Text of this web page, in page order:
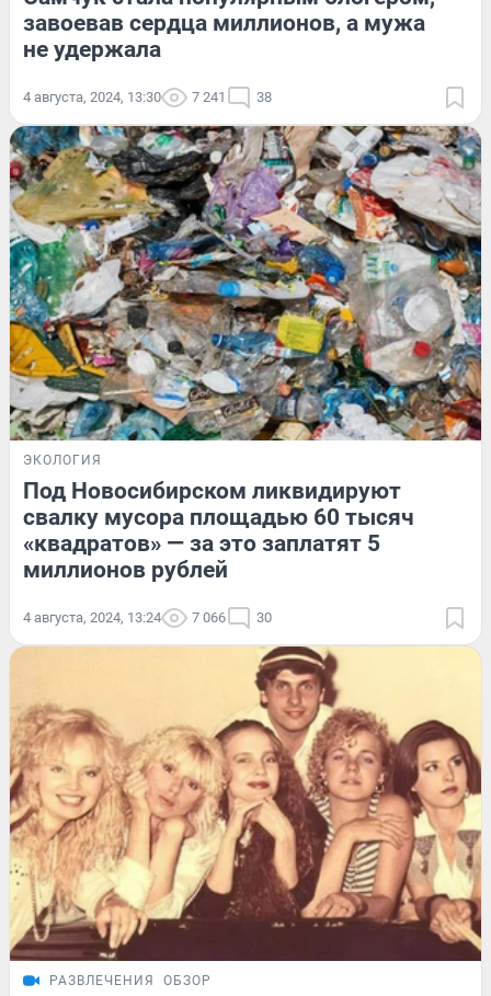
завоевав сердца миллионов, а мужа
не удержала
4 августа, 2024, 13:30 7 241 38
ЭКОЛОГИЯ
Под Новосибирском ликвидируют
свалку мусора площадью 60 тысяч
«квадратов» — за это заплатят 5
миллионов рублей
4 августа, 2024, 13:24 7 066 30
РАЗВЛЕЧЕНИЯ ОБЗОР